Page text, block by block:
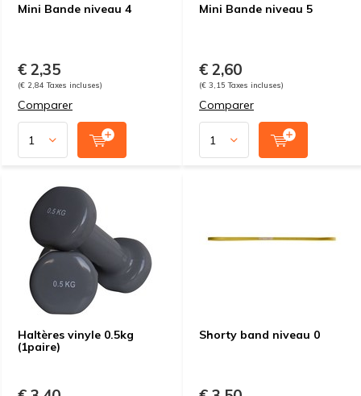
Mini Bande niveau 4
€ 2,35
(€ 2,84 Taxes incluses)
Comparer
Mini Bande niveau 5
€ 2,60
(€ 3,15 Taxes incluses)
Comparer
Haltères vinyle 0.5kg
(1paire)
Shorty band niveau 0